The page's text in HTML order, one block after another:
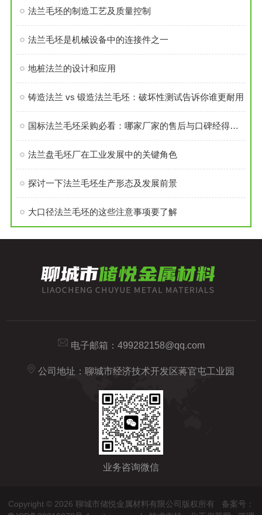
法兰毛坯的制造工艺及质量控制
法兰毛坯是机械设备中的连接件之一
地桩法兰的设计和应用
铸造法兰 vs 锻造法兰毛坯：破坏性测试告诉你谁更耐用
国标法兰毛坯采购必看：哪家厂家的售后与口碑经得起考验？
法兰盘毛坯厂在工业发展中的关键角色
探讨一下法兰毛坯生产形态及发展前景
大口径法兰毛坯的这些注意事项要了解
电子邮箱： 499282158@qq.com
公司地址：聊城市经济技术开发区蒋官屯工业园
业务咨询微信
Copyright © 2026 聊城市储悦金属材料有限公司版权所有 备案号：